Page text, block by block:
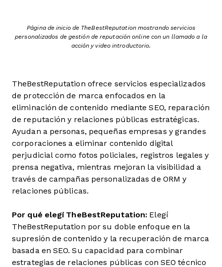
Página de inicio de TheBestReputation mostrando servicios
personalizados de gestión de reputación online con un llamado a la
acción y video introductorio.
TheBestReputation ofrece servicios especializados
de protección de marca enfocados en la
eliminación de contenido mediante SEO, reparación
de reputación y relaciones públicas estratégicas.
Ayudan a personas, pequeñas empresas y grandes
corporaciones a eliminar contenido digital
perjudicial como fotos policiales, registros legales y
prensa negativa, mientras mejoran la visibilidad a
través de campañas personalizadas de ORM y
relaciones públicas.
Por qué elegí TheBestReputation: Elegí
TheBestReputation por su doble enfoque en la
supresión de contenido y la recuperación de marca
basada en SEO. Su capacidad para combinar
estrategias de relaciones públicas con SEO técnico